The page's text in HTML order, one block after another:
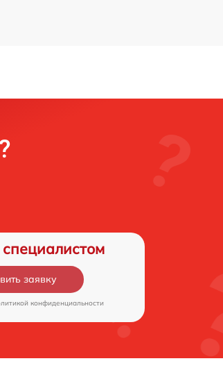
заявку
конфиденциальности